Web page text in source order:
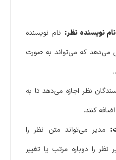
نویسنده نظر: نام نویسنده
می‌دهد که می‌تواند به صورت
نظر اجازه می‌دهد تا به
کنند.
مدیر می‌تواند متن نظر را
را دوباره مرتب یا تغییر